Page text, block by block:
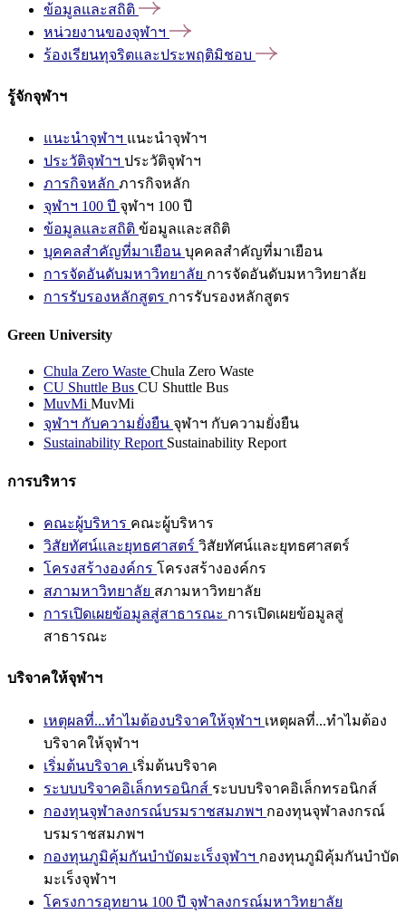
ข้อมูลและสถิติ
หน่วยงานของจุฬาฯ
ร้องเรียนทุจริตและประพฤติมิชอบ
รู้จักจุฬาฯ
แนะนำจุฬาฯ แนะนำจุฬาฯ
ประวัติจุฬาฯ ประวัติจุฬาฯ
ภารกิจหลัก ภารกิจหลัก
จุฬาฯ 100 ปี จุฬาฯ 100 ปี
ข้อมูลและสถิติ ข้อมูลและสถิติ
บุคคลสำคัญที่มาเยือน บุคคลสำคัญที่มาเยือน
การจัดอันดับมหาวิทยาลัย การจัดอันดับมหาวิทยาลัย
การรับรองหลักสูตร การรับรองหลักสูตร
Green University
Chula Zero Waste Chula Zero Waste
CU Shuttle Bus CU Shuttle Bus
MuvMi MuvMi
จุฬาฯ กับความยั่งยืน จุฬาฯ กับความยั่งยืน
Sustainability Report Sustainability Report
การบริหาร
คณะผู้บริหาร คณะผู้บริหาร
วิสัยทัศน์และยุทธศาสตร์ วิสัยทัศน์และยุทธศาสตร์
โครงสร้างองค์กร โครงสร้างองค์กร
สภามหาวิทยาลัย สภามหาวิทยาลัย
การเปิดเผยข้อมูลสู่สาธารณะ การเปิดเผยข้อมูลสู่
สาธารณะ
บริจาคให้จุฬาฯ
เหตุผลที่...ทำไมต้องบริจาคให้จุฬาฯ เหตุผลที่...ทำไมต้อง
บริจาคให้จุฬาฯ
เริ่มต้นบริจาค เริ่มต้นบริจาค
ระบบบริจาคอิเล็กทรอนิกส์ ระบบบริจาคอิเล็กทรอนิกส์
กองทุนจุฬาลงกรณ์บรมราชสมภพฯ กองทุนจุฬาลงกรณ์
บรมราชสมภพฯ
กองทุนภูมิคุ้มกันบำบัดมะเร็งจุฬาฯ กองทุนภูมิคุ้มกันบำบัด
มะเร็งจุฬาฯ
โครงการอุทยาน 100 ปี จุฬาลงกรณ์มหาวิทยาลัย